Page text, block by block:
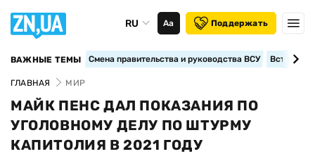
RU Аа Поддержать
ВАЖНЫЕ ТЕМЫ Смена правительства и руководства ВСУ
ГЛАВНАЯ МИР
МАЙК ПЕНС ДАЛ ПОКАЗАНИЯ ПО
УГОЛОВНОМУ ДЕЛУ ПО ШТУРМУ
КАПИТОЛИЯ В 2021 ГОДУ